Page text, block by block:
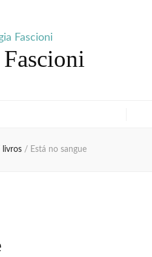
livros / Está no sangue